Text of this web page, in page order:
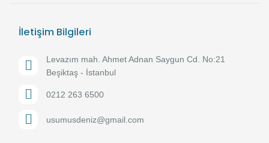
İletişim Bilgileri
Levazım mah. Ahmet Adnan Saygun Cd. No:21
Beşiktaş - İstanbul
0212 263 6500
usumusdeniz@gmail.com